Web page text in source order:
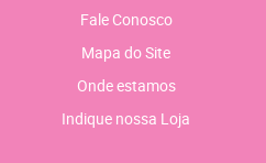
Fale Conosco
Mapa do Site
Onde estamos
Indique nossa Loja